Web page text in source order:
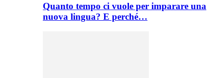
Quanto tempo ci vuole per imparare una
nuova lingua? E perché…